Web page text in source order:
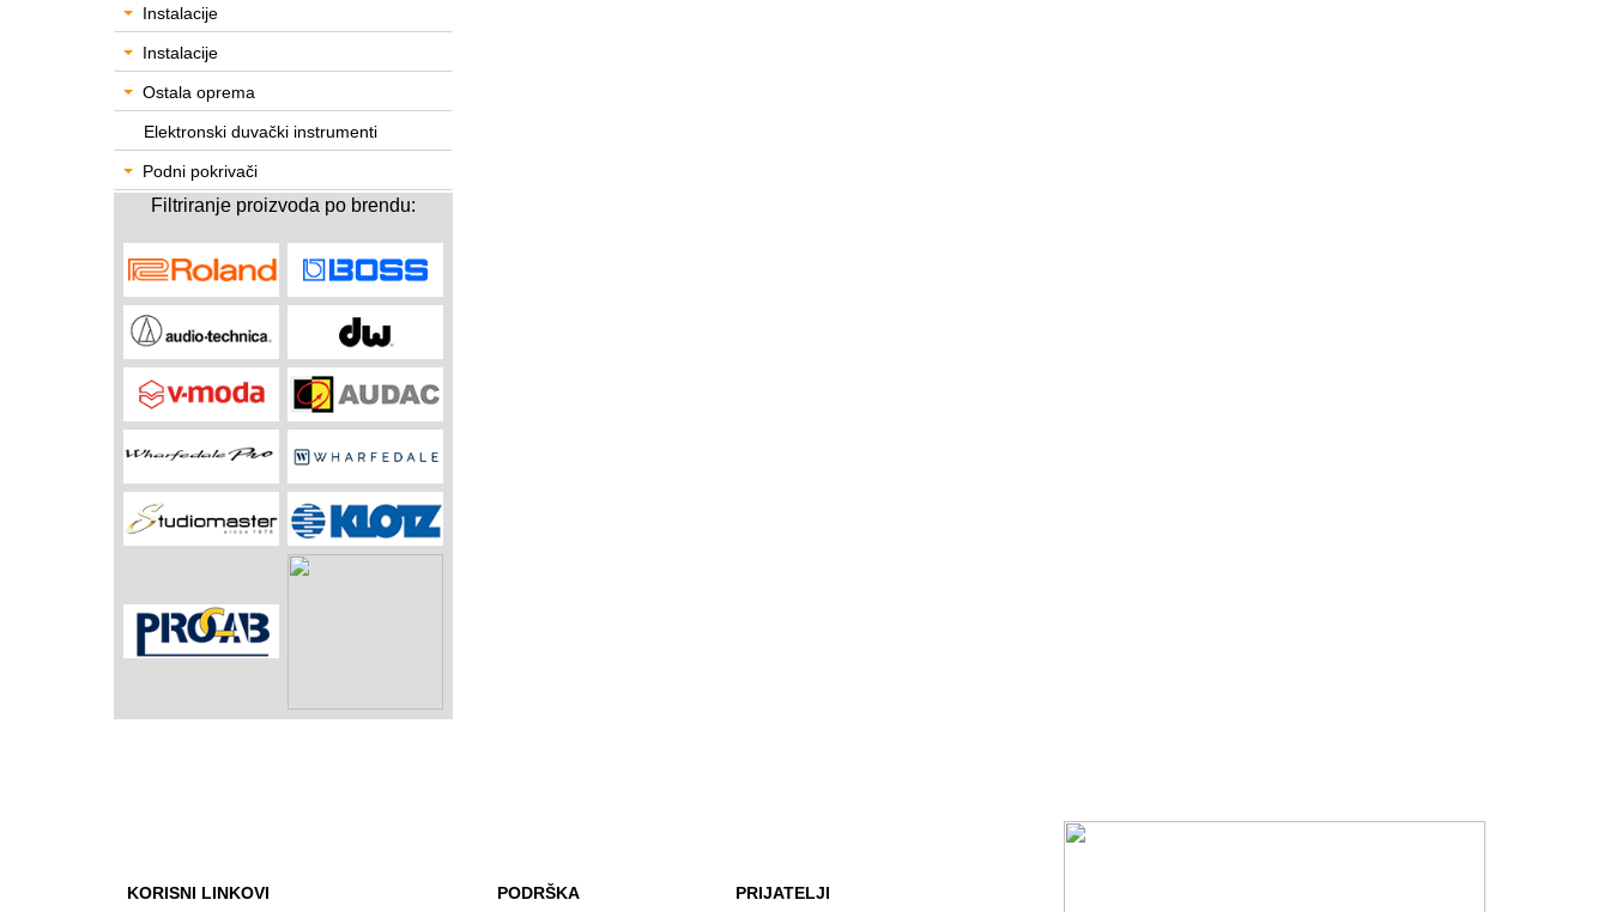
Instalacije
Instalacije
Ostala oprema
Elektronski duvački instrumenti
Podni pokrivači
Filtriranje proizvoda po brendu:
KORISNI LINKOVI PODRŠKA PRIJATELJI